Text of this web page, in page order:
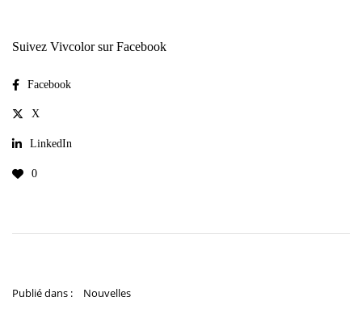
Suivez Vivcolor sur Facebook
Facebook
X
LinkedIn
0
Publié dans : Nouvelles